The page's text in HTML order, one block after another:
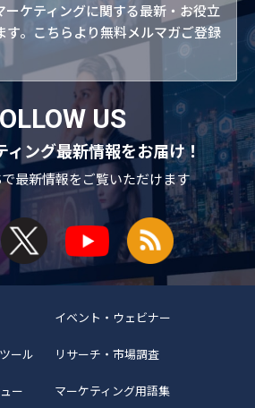
ーケティングに関する最新・お役立
す。こちらより無料メルマガご登録
US
ィング最新情報をお届け！
最新情報をご覧いただけます
イベント・ウェビナー
ール リサーチ・市場調査
ー マーケティング用語集